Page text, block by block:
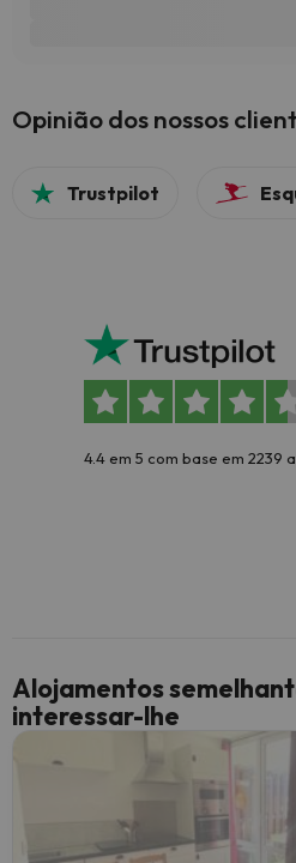
Opinião dos nossos
Trustpilot
4.4 em 5 com base em 2239
Alojamentos
interessar-lhe